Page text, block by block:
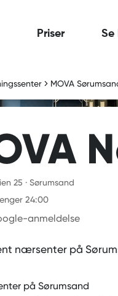
Priser Se
MOVA
25 · Sørumsand
24:00
anmeldelse
nærsenter på
på Sørumsand